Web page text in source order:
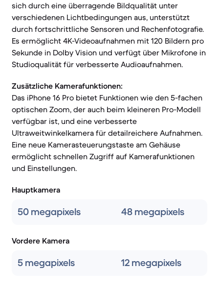
sich durch eine überragende Bildqualität unter
verschiedenen Lichtbedingungen aus, unterstützt
durch fortschrittliche Sensoren und Rechenfotografie.
Es ermöglicht 4K-Videoaufnahmen mit 120 Bildern pro
Sekunde in Dolby Vision und verfügt über Mikrofone in
Studioqualität für verbesserte Audioaufnahmen.
Zusätzliche Kamerafunktionen:
Das iPhone 16 Pro bietet Funktionen wie den 5-fachen
optischen Zoom, der auch beim kleineren Pro-Modell
verfügbar ist, und eine verbesserte
Ultraweitwinkelkamera für detailreichere Aufnahmen.
Eine neue Kamerasteuerungstaste am Gehäuse
ermöglicht schnellen Zugriff auf Kamerafunktionen
und Einstellungen.
Hauptkamera
50 megapixels 48 megapixels
Vordere Kamera
5 megapixels 12 megapixels